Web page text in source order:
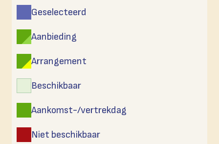
Geselecteerd
Aanbieding
Arrangement
Beschikbaar
Aankomst-/vertrekdag
Niet beschikbaar